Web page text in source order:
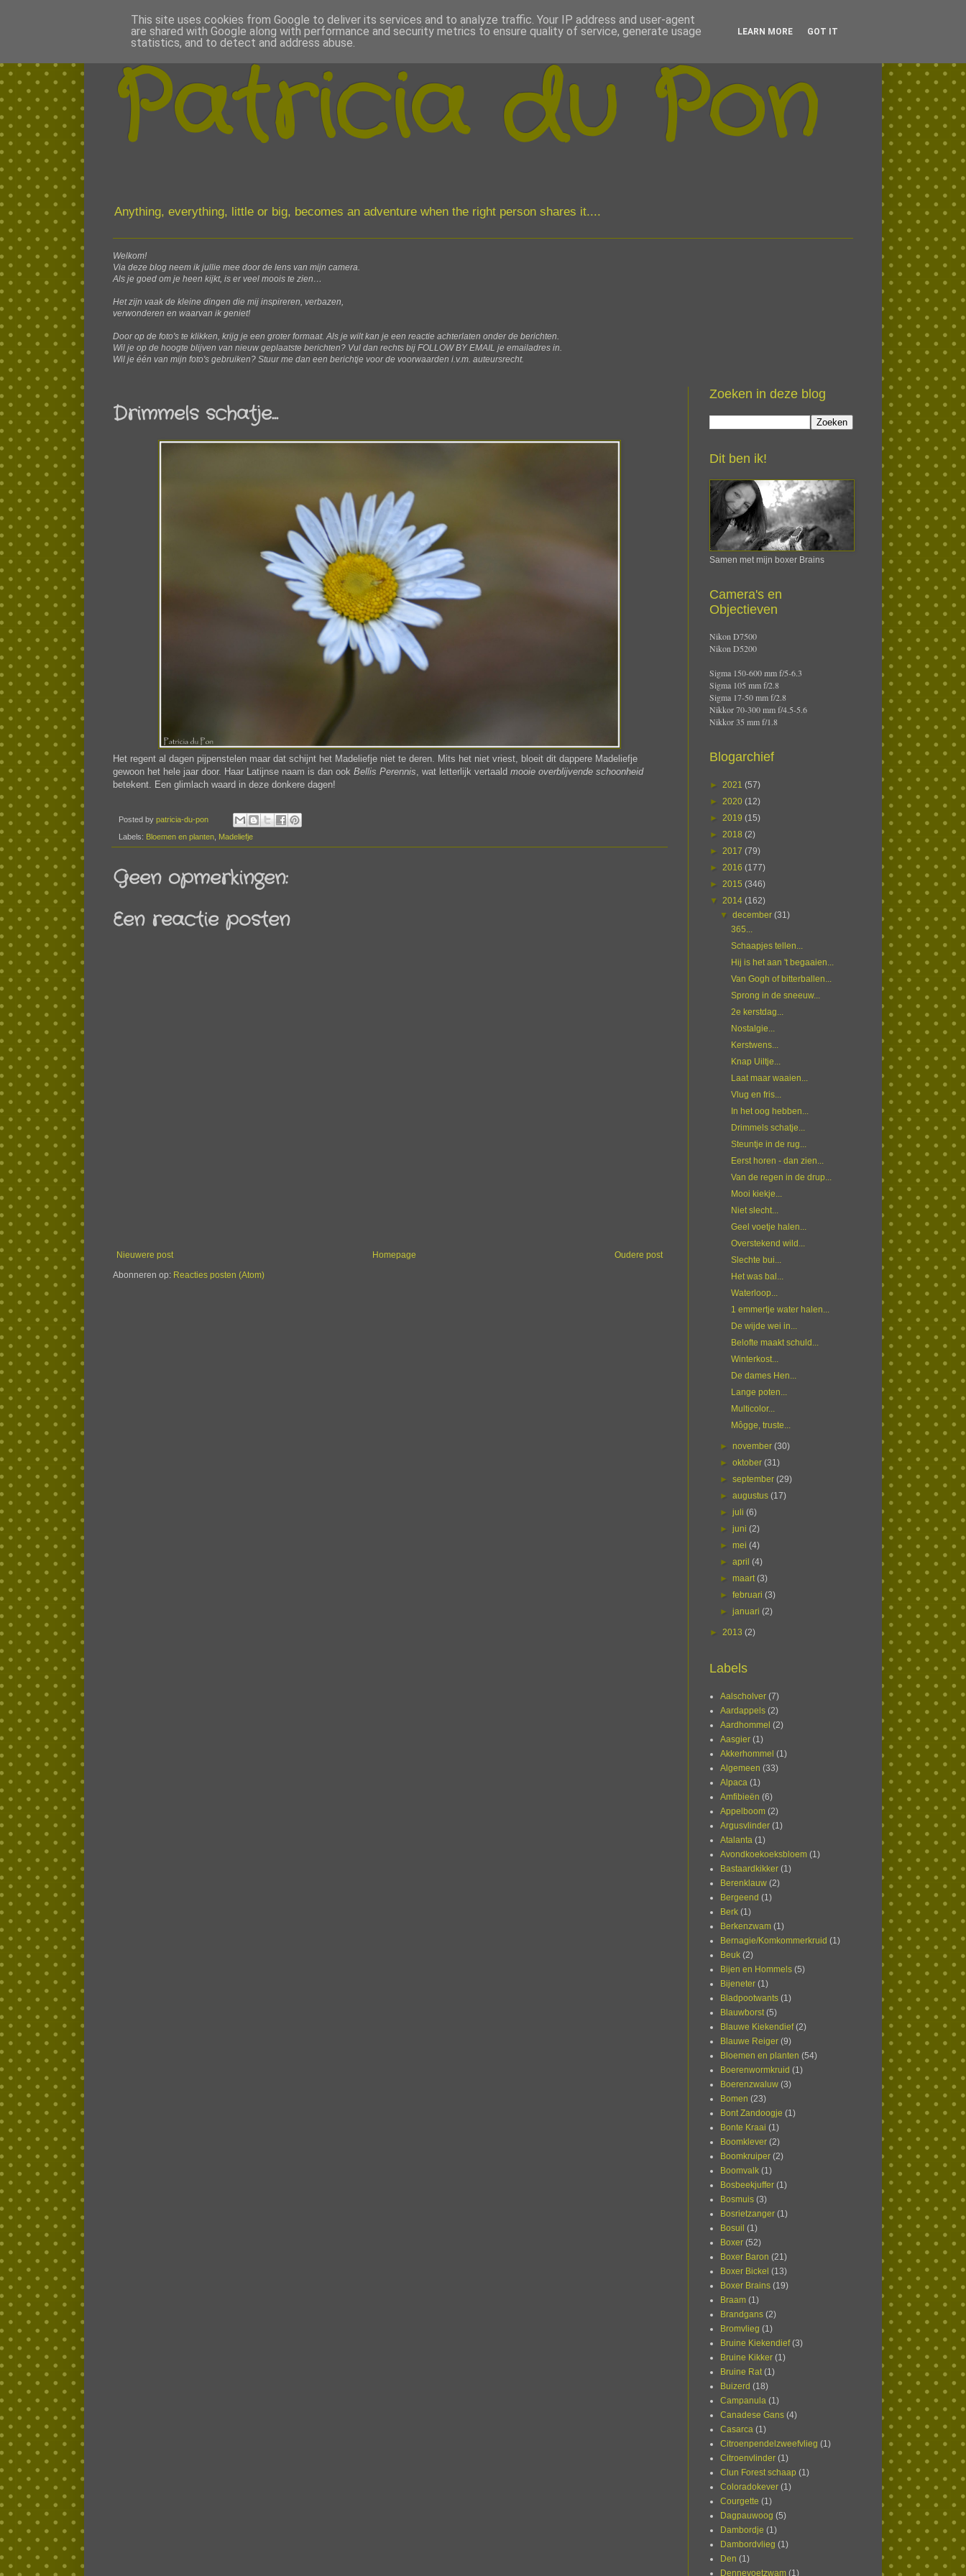
Patricia du Pon
Anything, everything, little or big, becomes an adventure when the right person shares it....
Welkom!
Via deze blog neem ik jullie mee door de lens van mijn camera.
Als je goed om je heen kijkt, is er veel moois te zien…
Het zijn vaak de kleine dingen die mij inspireren, verbazen,
verwonderen en waarvan ik geniet!
Door op de foto's te klikken, krijg je een groter formaat. Als je wilt kan je een reactie achterlaten onder de berichten.
Wil je op de hoogte blijven van nieuw geplaatste berichten? Vul dan rechts bij FOLLOW BY EMAIL je emailadres in.
Wil je één van mijn foto's gebruiken? Stuur me dan een berichtje voor de voorwaarden i.v.m. auteursrecht.
Drimmels schatje...
Het regent al dagen pijpenstelen maar dat schijnt het Madeliefje niet te deren. Mits het niet vriest, bloeit dit dappere Madeliefje
gewoon het hele jaar door. Haar Latijnse naam is dan ook Bellis Perennis, wat letterlijk vertaald mooie overblijvende schoonheid
betekent. Een glimlach waard in deze donkere dagen!
Posted by patricia-du-pon
Labels: Bloemen en planten, Madeliefje
Geen opmerkingen:
Een reactie posten
Nieuwere post Oudere post
Homepage
Abonneren op: Reacties posten (Atom)
Zoeken in deze blog
Dit ben ik!
Samen met mijn boxer Brains
Camera's en
Objectieven
Nikon D7500
Nikon D5200
Sigma 150-600 mm f/5-6.3
Sigma 105 mm f/2.8
Sigma 17-50 mm f/2.8
Nikkor 70-300 mm f/4.5-5.6
Nikkor 35 mm f/1.8
Blogarchief
► 2021 (57)
► 2020 (12)
► 2019 (15)
► 2018 (2)
► 2017 (79)
► 2016 (177)
► 2015 (346)
▼ 2014 (162)
▼december(31)
365...
Schaapjes tellen...
Hij is het aan 't begaaien...
Van Gogh of bitterballen...
Sprong in de sneeuw...
2e kerstdag...
Nostalgie...
Kerstwens...
Knap Uiltje...
Laat maar waaien...
Vlug en fris...
In het oog hebben...
Drimmels schatje...
Steuntje in de rug...
Eerst horen - dan zien...
Van de regen in de drup...
Mooi kiekje...
Niet slecht...
Geel voetje halen...
Overstekend wild...
Slechte bui...
Het was bal...
Waterloop...
1 emmertje water halen...
De wijde wei in...
Belofte maakt schuld...
Winterkost...
De dames Hen...
Lange poten...
Multicolor...
Môgge, truste...
► november(30)
►oktober(31)
►september(29)
►augustus(17)
►juli(6)
►juni(2)
► mei(4)
►april(4)
► maart(3)
►februari(3)
►januari(2)
► 2013 (2)
Labels
Aalscholver (7)
Aardappels (2)
Aardhommel (2)
Aasgier (1)
Akkerhommel (1)
Algemeen (33)
Alpaca (1)
Amfibieën (6)
Appelboom (2)
Argusvlinder (1)
Atalanta (1)
Avondkoekoeksbloem (1)
Bastaardkikker (1)
Berenklauw (2)
Bergeend (1)
Berk (1)
Berkenzwam (1)
Bernagie/Komkommerkruid (1)
Beuk (2)
Bijen en Hommels (5)
Bijeneter (1)
Bladpootwants (1)
Blauwborst (5)
Blauwe Kiekendief (2)
Blauwe Reiger (9)
Bloemen en planten (54)
Boerenwormkruid (1)
Boerenzwaluw (3)
Bomen (23)
Bont Zandoogje (1)
Bonte Kraai (1)
Boomklever (2)
Boomkruiper (2)
Boomvalk (1)
Bosbeekjuffer (1)
Bosmuis (3)
Bosrietzanger (1)
Bosuil (1)
Boxer (52)
Boxer Baron (21)
Boxer Bickel (13)
Boxer Brains (19)
Braam (1)
Brandgans (2)
Bromvlieg (1)
Bruine Kiekendief (3)
Bruine Kikker (1)
Bruine Rat (1)
Buizerd (18)
Campanula (1)
Canadese Gans (4)
Casarca (1)
Citroenpendelzweefvlieg (1)
Citroenvlinder (1)
Clun Forest schaap (1)
Coloradokever (1)
Courgette (1)
Dagpauwoog (5)
Dambordje (1)
Dambordvlieg (1)
Den (1)
Dennevoetzwam (1)
This site uses cookies from Google to deliver its services and to analyze traffic. Your IP address and user-agent
are shared with Google along with performance and security metrics to ensure quality of service, generate usage
statistics, and to detect and address abuse.
LEARN MORE GOT IT